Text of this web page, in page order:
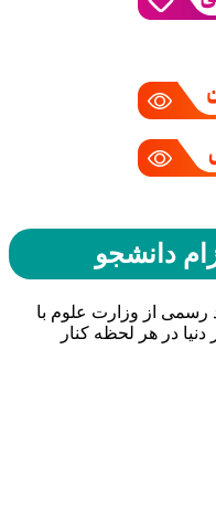
دانشجو
رسمی از وزارت علوم با
در هر لحظه کنار